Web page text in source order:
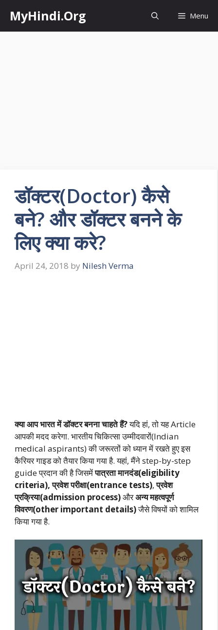
content
MyHindi.Org Menu
डॉक्टर(Doctor) कैसे
बने? और डॉक्टर बनने के
लिए क्या करे?
April 24, 2018 by Nilesh Verma
क्या आप भारत में डॉक्टरबननाचाहते हैं?यदि हां, तो यह Article
आपकी मदद करेगा. भारतीय चिकित्सा उम्मीदवारों(Indian
medical aspirants) की जरूरतों को ध्यान में रखते हुए इस
कैरियर गाइड को तैयार किया गया है. यहां, मैंने step-by-step
guide प्रदान की है जिसमेंपात्रता मानदंड(eligibility
criteria), प्रवेश परीक्षा(entrance tests),प्रवेश
प्रक्रिया(admission process)औरअन्य महत्वपूर्ण
विवरण(other important details)जैसे विषयों को शामिल
किया गया है.